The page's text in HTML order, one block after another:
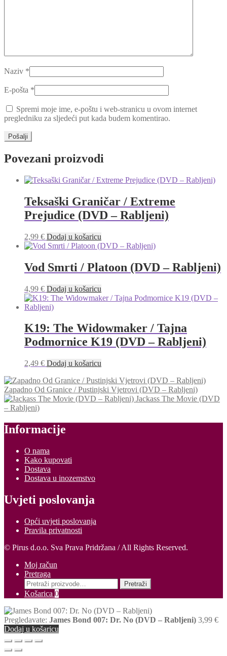
Naziv *
E-pošta *
Spremi moje ime, e-poštu i web-stranicu u ovom internet
pregledniku za sljedeći put kada budem komentirao.
Povezani proizvodi
Teksaški Graničar / Extreme
Prejudice (DVD – Rabljeni)
2,99 € Dodaj u košaricu
Vod Smrti / Platoon (DVD – Rabljeni)
4,99 € Dodaj u košaricu
K19: The Widowmaker / Tajna
Podmornice K19 (DVD – Rabljeni)
2,49 € Dodaj u košaricu
Zapadno Od Granice / Pustinjski Vjetrovi (DVD – Rabljeni)
Jackass The Movie (DVD
– Rabljeni)
Informacije
O nama
Kako kupovati
Dostava
Dostava u inozemstvo
Uvjeti poslovanja
Opći uvjeti poslovanja
Pravila privatnosti
© Pirus d.o.o. Sva Prava Pridržana / All Rights Reserved.
Moj račun
Pretraga
Pretraži:
Pretraži
Košarica 0
Pregledavate: James Bond 007: Dr. No (DVD – Rabljeni) 3,99 €
Dodaj u košaricu